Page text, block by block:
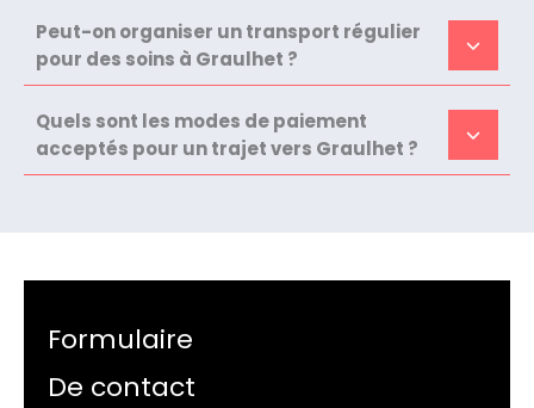
Peut-on organiser un transport régulier
pour des soins à Graulhet ?
Quels sont les modes de paiement
acceptés pour un trajet vers Graulhet ?
Formulaire
De contact